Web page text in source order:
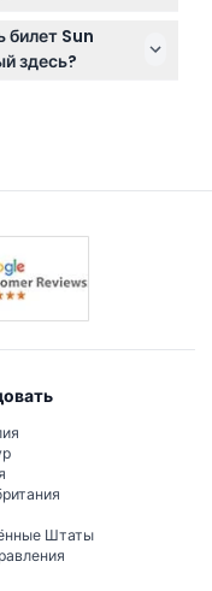
может
при
изменения
поэтому
покупкой.
билет Sun
здесь?
Штаты